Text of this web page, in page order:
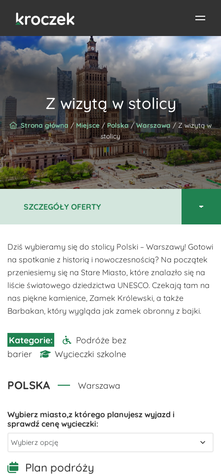
Z wizytą w stolicy
Strona główna / Miejsce/ Polska/Warszawa / Z wizytą w
stolicy
Dziś wybieramy się do stolicy Polski – Warszawy! Gotowi
na spotkanie z historią i nowoczesnością? Na początek
przeniesiemy się na Stare Miasto, które znalazło się na
liście światowego dziedzictwa UNESCO. Czekają tam na
nas piękne kamienice, Zamek Królewski, a także
Barbakan, który wygląda jak zamek obronny z bajki.
Podróże bez
barier
Wycieczki szkolne
POLSKA Warszawa
Plan podróży